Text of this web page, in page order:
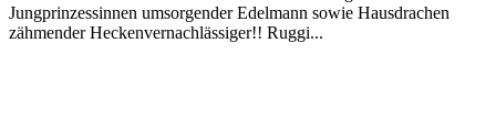
Jungprinzessinnen umsorgender Edelmann sowie Hausdrachen
zähmender Heckenvernachlässiger!! Ruggi...